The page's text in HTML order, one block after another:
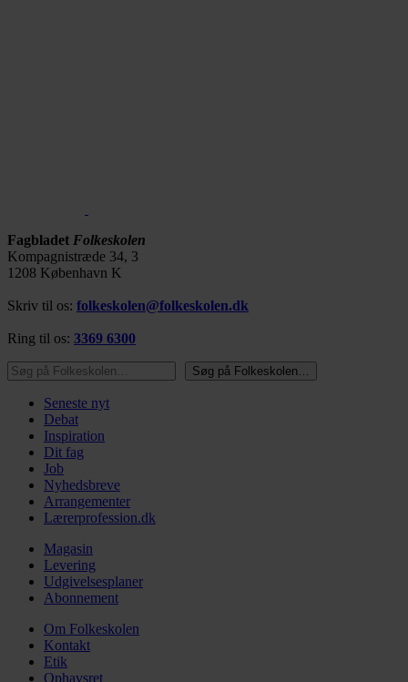
Fagbladet Folkeskolen
Kompagnistræde 34, 3
1208 København K
Skriv til os: folkeskolen@folkeskolen.dk
Ring til os: 3369 6300
Søg på Folkeskolen…
Søg på Folkeskolen…
Seneste nyt
Debat
Inspiration
Dit fag
Job
Nyhedsbreve
Arrangementer
Lærerprofession.dk
Magasin
Levering
Udgivelsesplaner
Abonnement
Om Folkeskolen
Kontakt
Etik
Ophavsret